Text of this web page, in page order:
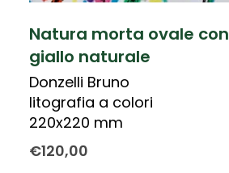
Natura morta ovale con
giallo naturale
Donzelli Bruno
litografia a colori
220x220 mm
€120,00